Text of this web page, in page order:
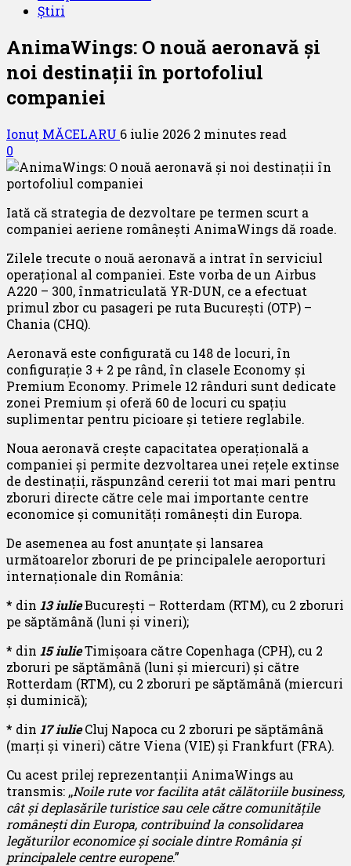
Știri
AnimaWings: O nouă aeronavă și
noi destinații în portofoliul
companiei
Ionuț MĂCELARU 6 iulie 2026 2 minutes read
0
Iată că strategia de dezvoltare pe termen scurt a
companiei aeriene românești AnimaWings dă roade.
Zilele trecute o nouă aeronavă a intrat în serviciul
operațional al companiei. Este vorba de un Airbus
A220 – 300, înmatriculată YR-DUN, ce a efectuat
primul zbor cu pasageri pe ruta București (OTP) –
Chania (CHQ).
Aeronavă este configurată cu 148 de locuri, în
configurație 3 + 2 pe rând, în clasele Economy și
Premium Economy. Primele 12 rânduri sunt dedicate
zonei Premium și oferă 60 de locuri cu spațiu
suplimentar pentru picioare și tetiere reglabile.
Noua aeronavă crește capacitatea operațională a
companiei și permite dezvoltarea unei rețele extinse
de destinații, răspunzând cererii tot mai mari pentru
zboruri directe către cele mai importante centre
economice și comunități românești din Europa.
De asemenea au fost anunțate și lansarea
următoarelor zboruri de pe principalele aeroporturi
internaționale din România:
* din 13 iulieBucurești – Rotterdam (RTM), cu 2 zboruri
pe săptămână (luni și vineri);
* din 15 iulieTimișoara către Copenhaga (CPH), cu 2
zboruri pe săptămână (luni și miercuri) și către
Rotterdam (RTM), cu 2 zboruri pe săptămână (miercuri
și duminică);
* din 17 iulieCluj Napoca cu 2 zboruri pe săptămână
(marți și vineri) către Viena (VIE) și Frankfurt (FRA).
Cu acest prilej reprezentanții AnimaWings au
transmis: ,,Noile rute vor facilita atât călătoriile business,
cât și deplasările turistice sau cele către comunitățile
românești din Europa, contribuind la consolidarea
legăturilor economice și sociale dintre România și
principalele centre europene.”